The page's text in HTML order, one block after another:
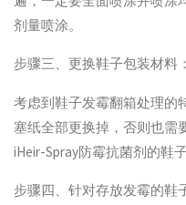
剂量喷涂。
步骤三、更换鞋子包装材料：
考虑到鞋子发霉翻箱处理的
塞纸全部更换掉，否则也需
iHeir-Spray防霉抗菌剂的鞋
步骤四、针对存放发霉的鞋